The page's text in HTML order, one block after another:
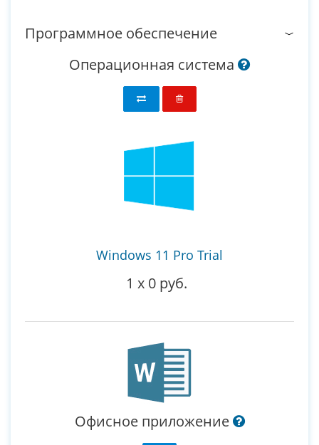
Программное обеспечение
Операционная система
Windows 11 Pro Trial
1 x 0 руб.
Офисное приложение